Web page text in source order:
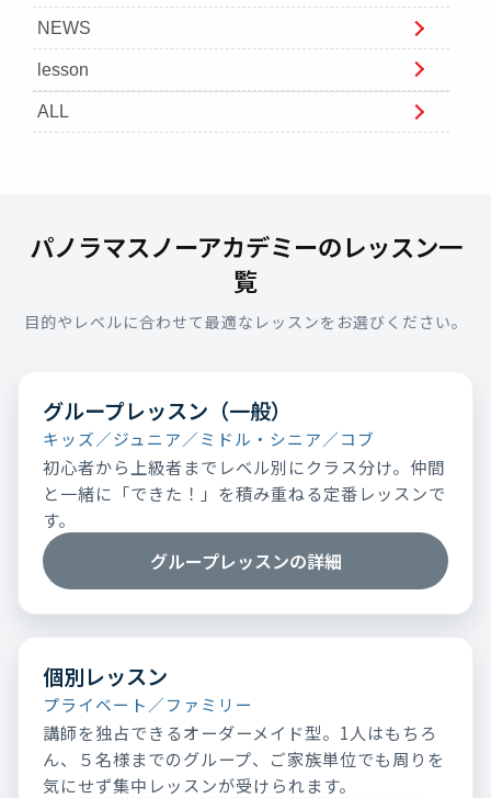
NEWS
lesson
ALL
パノラマスノーアカデミーのレッスン一
覧
目的やレベルに合わせて最適なレッスンをお選びください。
グループレッスン（一般）
キッズ／ジュニア／ミドル・シニア／コブ
初心者から上級者までレベル別にクラス分け。仲間
と一緒に「できた！」を積み重ねる定番レッスンで
す。
グループレッスンの詳細
個別レッスン
プライベート／ファミリー
講師を独占できるオーダーメイド型。1人はもちろ
ん、５名様までのグループ、ご家族単位でも周りを
気にせず集中レッスンが受けられます。